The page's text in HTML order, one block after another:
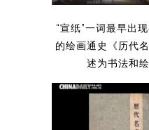
“宣纸”一词最早出
的绘画通史《历代
述为书法和